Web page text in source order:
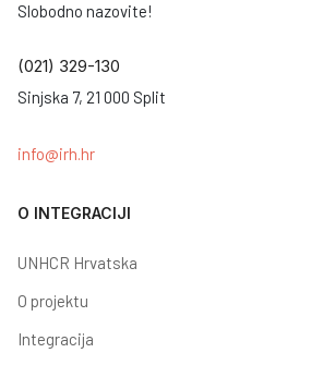
Slobodno nazovite!
(021) 329-130
Sinjska 7, 21 000 Split
info@irh.hr
O INTEGRACIJI
UNHCR Hrvatska
O projektu
Integracija